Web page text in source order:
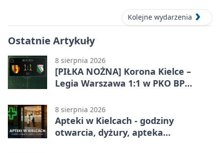
Kolejne wydarzenia
Ostatnie Artykuły
8 sierpnia 2026
[PIŁKA NOŻNA] Korona Kielce –
Legia Warszawa 1:1 w PKO BP
zatrzymali lidera
8 sierpnia 2026
Apteki w Kielcach - godziny
otwarcia, dyżury, apteka